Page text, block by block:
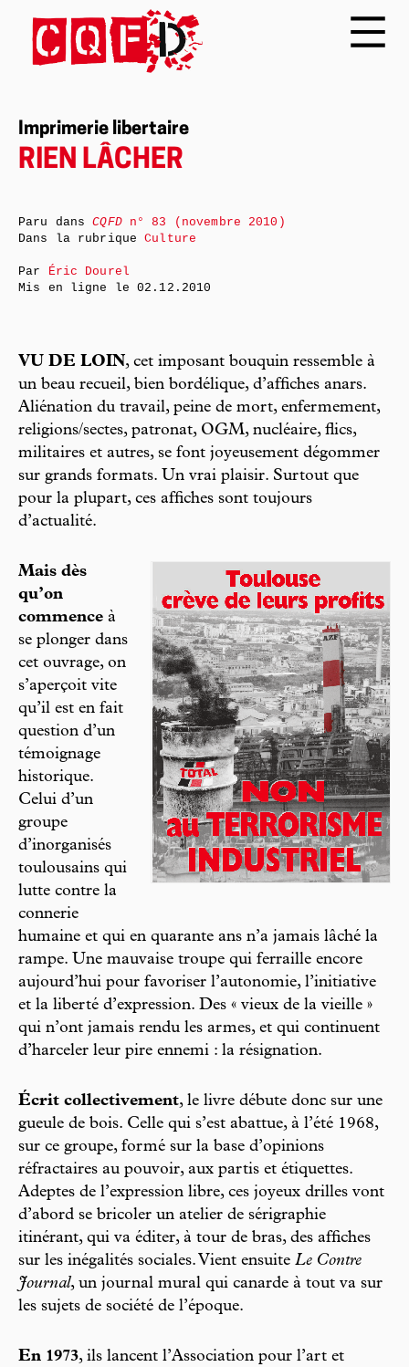
Imprimerie libertaire
RIEN LÂCHER
VU DE LOIN, cet imposant bouquin ressemble à
un beau recueil, bien bordélique, d’affiches anars.
Aliénation du travail, peine de mort, enfermement,
religions/sectes, patronat, OGM, nucléaire, flics,
militaires et autres, se font joyeusement dégommer
sur grands formats. Un vrai plaisir. Surtout que
pour la plupart, ces affiches sont toujours
d’actualité.
Mais dès
qu’on
commence à
se plonger dans
cet ouvrage, on
s’aperçoit vite
qu’il est en fait
question d’un
témoignage
historique.
Celui d’un
groupe
d’inorganisés
toulousains qui
lutte contre la
connerie
humaine et qui en quarante ans n’a jamais lâché la
rampe. Une mauvaise troupe qui ferraille encore
aujourd’hui pour favoriser l’autonomie, l’initiative
et la liberté d’expression. Des « vieux de la vieille »
qui n’ont jamais rendu les armes, et qui continuent
d’harceler leur pire ennemi : la résignation.
Écrit collectivement, le livre débute donc sur une
gueule de bois. Celle qui s’est abattue, à l’été 1968,
sur ce groupe, formé sur la base d’opinions
réfractaires au pouvoir, aux partis et étiquettes.
Adeptes de l’expression libre, ces joyeux drilles vont
d’abord se bricoler un atelier de sérigraphie
itinérant, qui va éditer, à tour de bras, des affiches
sur les inégalités sociales. Vient ensuite Le Contre
Journal, un journal mural qui canarde à tout va sur
les sujets de société de l’époque.
En 1973, ils lancent l’Association pour l’art et
Paru dansCQFDn° 83 (novembre 2010)
Dans la rubriqueCulture
Par Éric Dourel
Mis en ligne le02.12.2010